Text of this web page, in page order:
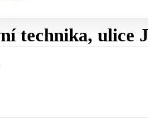
technika, ulice